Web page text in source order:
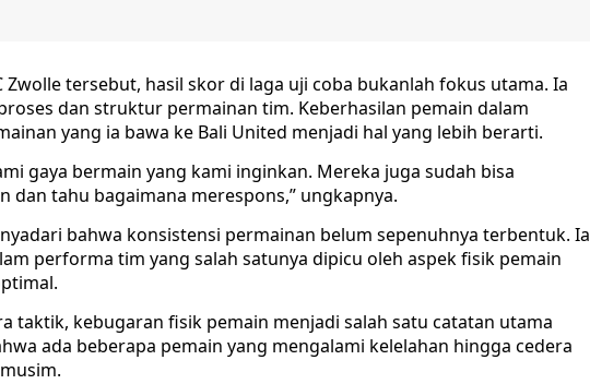
tersebut, hasil skor di laga uji coba bukanlah fokus utama. Ia
dan struktur permainan tim. Keberhasilan pemain dalam
yang ia bawa ke Bali United menjadi hal yang lebih berarti.
gaya bermain yang kami inginkan. Mereka juga sudah bisa
dan tahu bagaimana merespons,” ungkapnya.
bahwa konsistensi permainan belum sepenuhnya terbentuk. Ia
performa tim yang salah satunya dipicu oleh aspek fisik pemain
taktik, kebugaran fisik pemain menjadi salah satu catatan utama
ada beberapa pemain yang mengalami kelelahan hingga cedera